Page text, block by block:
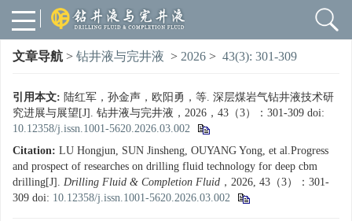
文章导航 > 钻井液与完井液 > 2026 > 43(3): 301-309
引用本文: 陆红军，孙金声，欧阳勇，等. 深层煤岩气钻井液技术研
究进展与展望[J]. 钻井液与完井液，2026，43（3）：301-309 doi:
10.12358/j.issn.1001-5620.2026.03.002
Citation: LU Hongjun, SUN Jinsheng, OUYANG Yong, et al.Progress
and prospect of researches on drilling fluid technology for deep cbm
drilling[J]. Drilling Fluid & Completion Fluid ，2026, 43（3）：301-
309 doi: 10.12358/j.issn.1001-5620.2026.03.002